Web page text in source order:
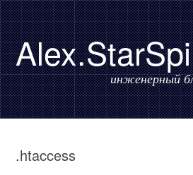
инженерный
.htaccess